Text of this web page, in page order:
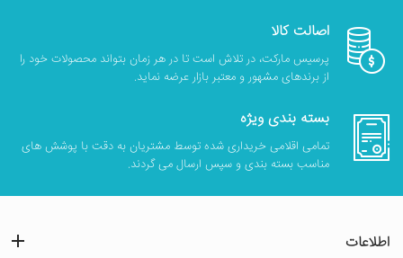
اصالت کالا
پرسیس مارکت، در تلاش است تا در هر زمان بتواند محصولات خود را
از برندهای مشهور و معتبر بازار عرضه نماید.
بسته بندی ویژه
تمامی اقلامی خریداری شده توسط مشتریان به دقت با پوشش های
مناسب بسته بندی و سپس ارسال می گردند.
اطلاعات